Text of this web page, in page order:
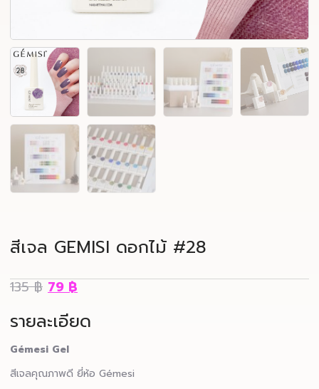
สีเจล GEMISI ดอกไม้ #28
135฿ 79฿
รายละเอียด
Gémesi Gel
สีเจลคุณภาพดี ยี่ห้อ Gémesi